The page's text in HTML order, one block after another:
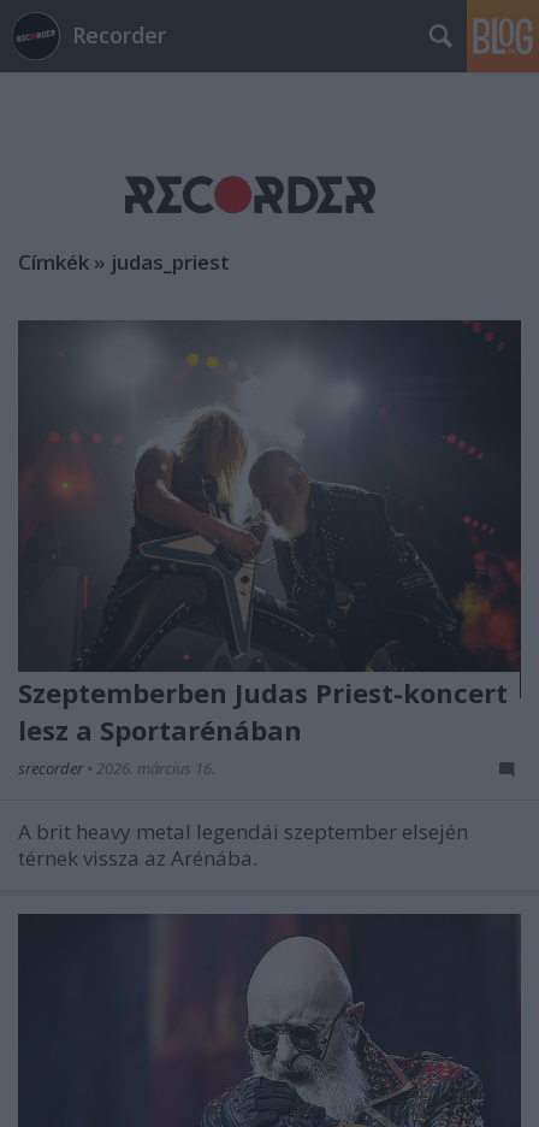
Recorder
Címkék » judas_priest
Szeptemberben Judas Priest-koncert
lesz a Sportarénában
srecorder • 2026. március 16.
A brit heavy metal legendái szeptember elsején
térnek vissza az Arénába.